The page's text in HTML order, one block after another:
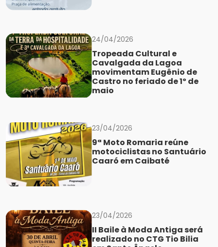
24/04/2026
Tropeada Cultural e
Cavalgada da Lagoa
movimentam Eugênio de
Castro no feriado de 1º de
maio
23/04/2026
9ª Moto Romaria reúne
motociclistas no Santuário
Caaró em Caibaté
23/04/2026
II Baile à Moda Antiga será
realizado no CTG Tio Bilia